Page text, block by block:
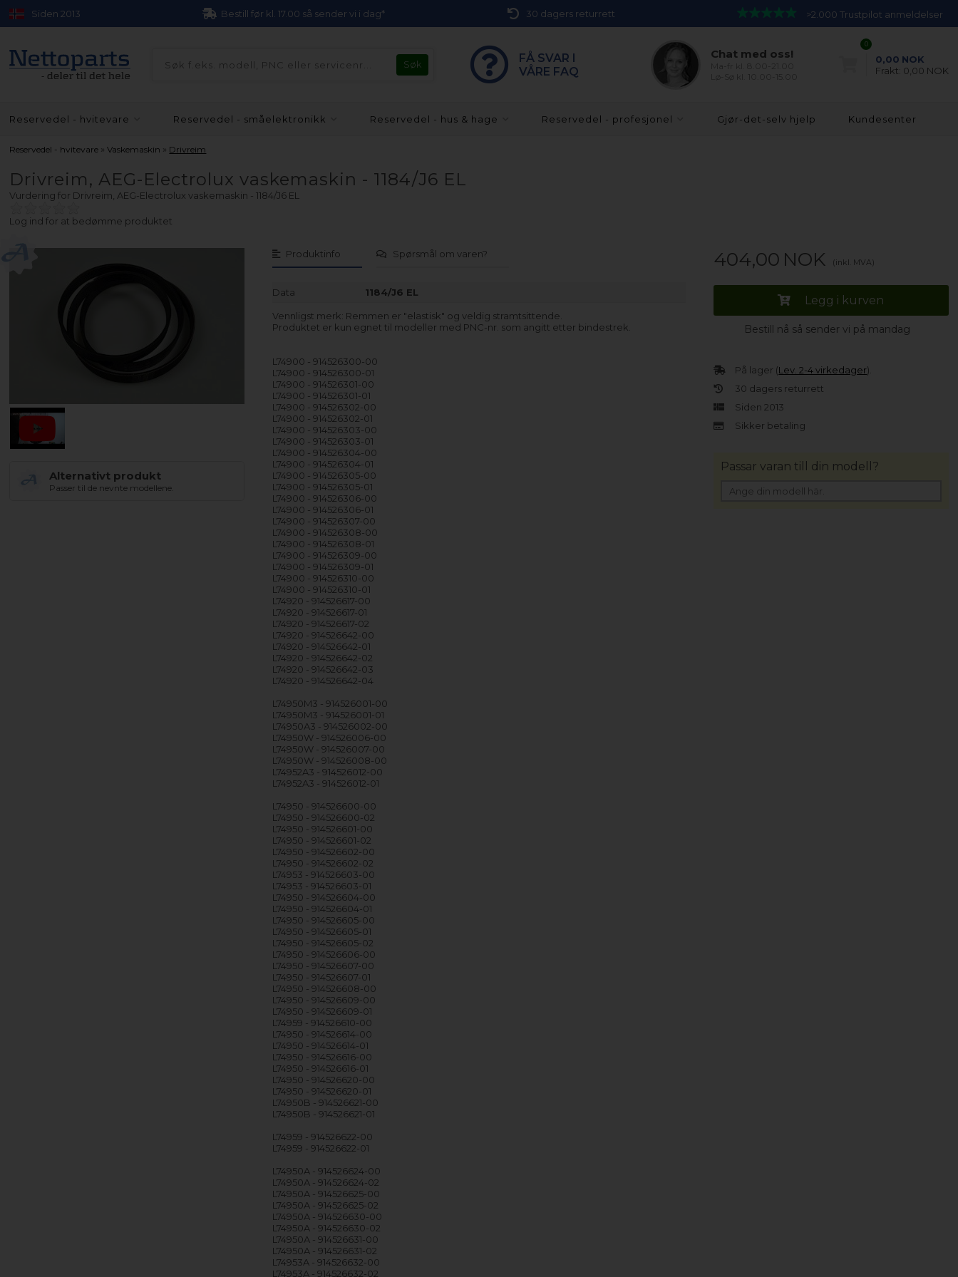
Siden 2013 Bestill før kl. 17.00 så sender vi i dag* 30 dagers returrett >2.000 Trustpilot anmeldelser
FÅ SVAR I
VÅRE FAQ
Chat med oss!
0
0,00 NOK
Frakt: 0,00 NOK
Reservedel - hvitevare Reservedel - småelektronikk Reservedel - hus & hage Reservedel - profesjonel Gjør-det-selv hjelp Kundesenter
Reservedel - hvitevare »Vaskemaskin » Drivreim
Drivreim, AEG-Electrolux vaskemaskin - 1184/J6 EL
Vurdering for Drivreim, AEG-Electrolux vaskemaskin - 1184/J6 EL
Log ind for at bedømme produktet
Alternativt produkt
Passer til de nevnte modellene.
Produktinfo Spørsmål om varen?
Data 1184/J6 EL
Vennligst merk: Remmen er "elastisk" og veldig stramtsittende.
Produktet er kun egnet til modeller med PNC-nr. som angitt etter bindestrek.
L74900 - 914526300-00
L74900 - 914526300-01
L74900 - 914526301-00
L74900 - 914526301-01
L74900 - 914526302-00
L74900 - 914526302-01
L74900 - 914526303-00
L74900 - 914526303-01
L74900 - 914526304-00
L74900 - 914526304-01
L74900 - 914526305-00
L74900 - 914526305-01
L74900 - 914526306-00
L74900 - 914526306-01
L74900 - 914526307-00
L74900 - 914526308-00
L74900 - 914526308-01
L74900 - 914526309-00
L74900 - 914526309-01
L74900 - 914526310-00
L74900 - 914526310-01
L74920 - 914526617-00
L74920 - 914526617-01
L74920 - 914526617-02
L74920 - 914526642-00
L74920 - 914526642-01
L74920 - 914526642-02
L74920 - 914526642-03
L74920 - 914526642-04
L74950M3 - 914526001-00
L74950M3 - 914526001-01
L74950A3 - 914526002-00
L74950W - 914526006-00
L74950W - 914526007-00
L74950W - 914526008-00
L74952A3 - 914526012-00
L74952A3 - 914526012-01
L74950 - 914526600-00
L74950 - 914526600-02
L74950 - 914526601-00
L74950 - 914526601-02
L74950 - 914526602-00
L74950 - 914526602-02
L74953 - 914526603-00
L74953 - 914526603-01
L74950 - 914526604-00
L74950 - 914526604-01
L74950 - 914526605-00
L74950 - 914526605-01
L74950 - 914526605-02
L74950 - 914526606-00
L74950 - 914526607-00
L74950 - 914526607-01
L74950 - 914526608-00
L74950 - 914526609-00
L74950 - 914526609-01
L74959 - 914526610-00
L74950 - 914526614-00
L74950 - 914526614-01
L74950 - 914526616-00
L74950 - 914526616-01
L74950 - 914526620-00
L74950 - 914526620-01
L74950B - 914526621-00
L74950B - 914526621-01
L74959 - 914526622-00
L74959 - 914526622-01
L74950A - 914526624-00
L74950A - 914526624-02
L74950A - 914526625-00
L74950A - 914526625-02
L74950A - 914526630-00
L74950A - 914526630-02
L74950A - 914526631-00
L74950A - 914526631-02
L74953A - 914526632-00
L74953A - 914526632-02
404,00 NOK (inkl. MVA)
Legg i kurven
Bestill nå så sender vi på mandag
På lager (Lev. 2-4 virkedager).
30 dagers returrett
Siden 2013
Sikker betaling
Passar varan till din modell?